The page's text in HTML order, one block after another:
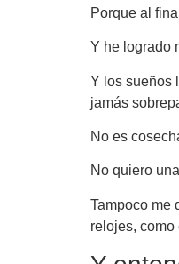
Porque al
Y he logrado
Y los sueños
jamás
No es
No quiero
Tampoco me
relojes, como